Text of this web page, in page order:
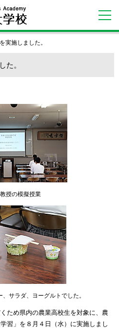
実施しました。
た。
授の模擬授業
サラダ、ヨーグルトでした。
ため県内の農業高校生を対象に、農
習」を８月４日（水）に実施しまし